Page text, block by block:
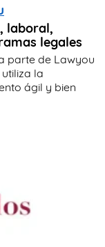
laboral,
legales
parte de Lawyou
la
ágil y bien